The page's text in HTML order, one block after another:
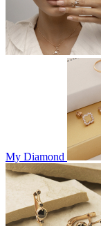
My Diamond